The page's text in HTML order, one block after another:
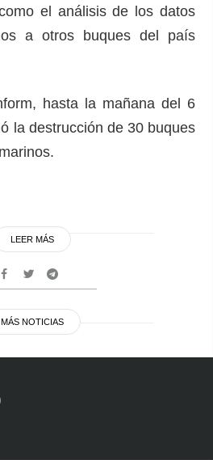
el análisis de los datos
a otros buques del país
hasta la mañana del 6
la destrucción de 30 buques
LEER MÁS
MÁS NOTICIAS